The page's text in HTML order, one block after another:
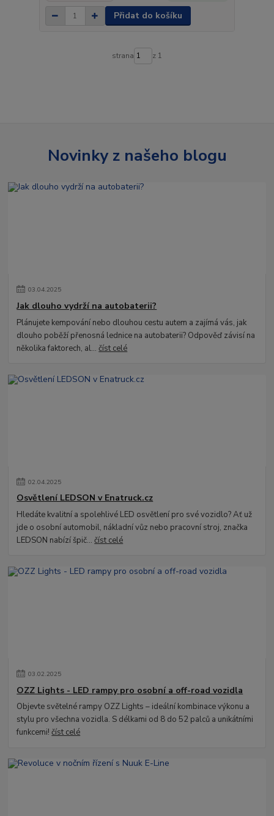
Přidat do košíku
strana z 1
Novinky z našeho blogu
03.04.2025
Jak dlouho vydrží na autobaterii?
Plánujete kempování nebo dlouhou cestu autem a zajímá vás, jak
dlouho poběží přenosná lednice na autobaterii? Odpověď závisí na
několika faktorech, al...číst celé
02.04.2025
Osvětlení LEDSON v Enatruck.cz
Hledáte kvalitní a spolehlivé LED osvětlení pro své vozidlo? Ať už
jde o osobní automobil, nákladní vůz nebo pracovní stroj, značka
LEDSON nabízí špič...číst celé
03.02.2025
OZZ Lights - LED rampy pro osobní a off-road vozidla
Objevte světelné rampy OZZ Lights – ideální kombinace výkonu a
stylu pro všechna vozidla. S délkami od 8 do 52 palců a unikátními
funkcemi!číst celé